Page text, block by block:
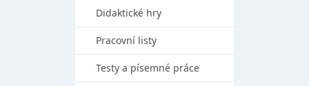
Didaktické hry
Pracovní listy
Testy a písemné práce